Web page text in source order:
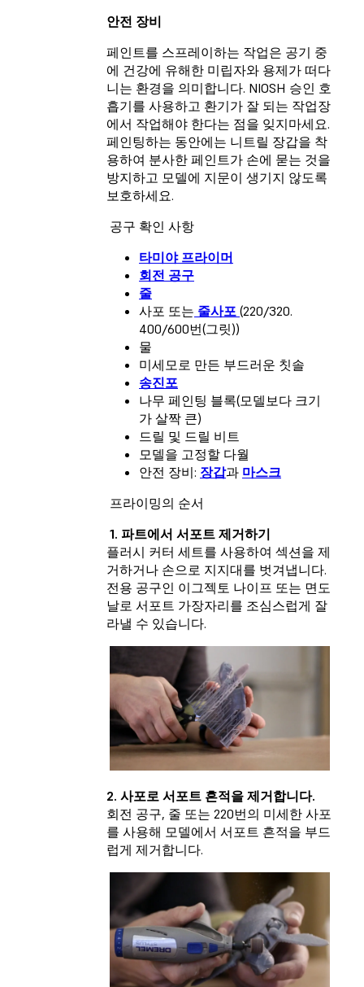
안전 장비
페인트를 스프레이하는 작업은 공기 중
에 건강에 유해한 미립자와 용제가 떠다
니는 환경을 의미합니다. NIOSH 승인 호
흡기를 사용하고 환기가 잘 되는 작업장
에서 작업해야 한다는 점을 잊지마세요.
페인팅하는 동안에는 니트릴 장갑을 착
용하여 분사한 페인트가 손에 묻는 것을
방지하고 모델에 지문이 생기지 않도록
보호하세요.
공구 확인 사항
타미야 프라이머
회전 공구
줄
사포 또는 줄사포 (220/320.
400/600번(그릿))
물
미세모로 만든 부드러운 칫솔
송진포
나무 페인팅 블록(모델보다 크기
가 살짝 큰)
드릴 및 드릴 비트
모델을 고정할 다월
안전 장비: 장갑과 마스크
프라이밍의 순서
1. 파트에서 서포트 제거하기
플러시 커터 세트를 사용하여 섹션을 제
거하거나 손으로 지지대를 벗겨냅니다.
전용 공구인 이그젝토 나이프 또는 면도
날로 서포트 가장자리를 조심스럽게 잘
라낼 수 있습니다.
2. 사포로 서포트 흔적을 제거합니다.
회전 공구, 줄 또는 220번의 미세한 사포
를 사용해 모델에서 서포트 흔적을 부드
럽게 제거합니다.